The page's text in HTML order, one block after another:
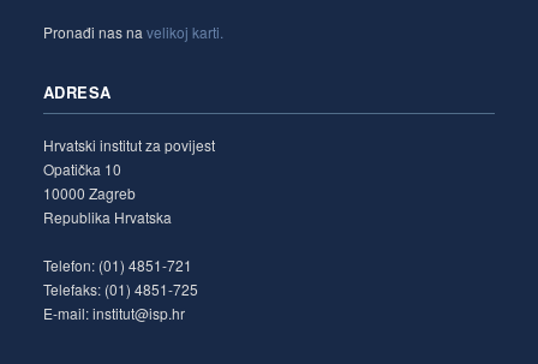
Pronađi nas na velikoj karti.
ADRESA
Hrvatski institut za povijest
Opatička 10
10000 Zagreb
Republika Hrvatska
Telefon: (01) 4851-721
Telefaks: (01) 4851-725
E-mail: institut@isp.hr